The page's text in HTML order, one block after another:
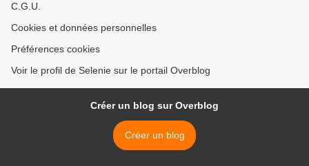
C.G.U.
Cookies et données personnelles
Préférences cookies
Voir le profil de Selenie sur le portail Overblog
Créer un blog sur Overblog
Créer un blog